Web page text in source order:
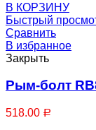
В КОРЗИНУ
Быстрый
Сравнить
В избранное
Закрыть
Рым-болт
518.00 Р